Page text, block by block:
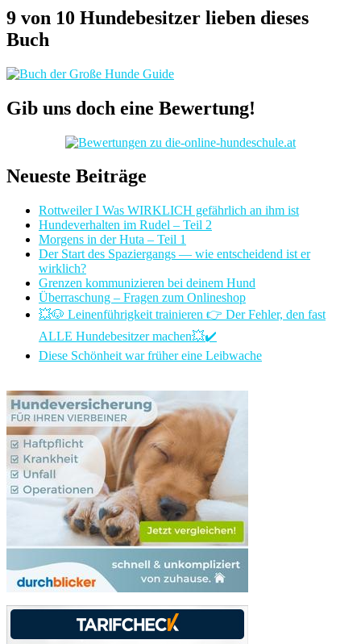
9 von 10 Hundebesitzer lieben dieses
Buch
Gib uns doch eine Bewertung!
Neueste Beiträge
Rottweiler I Was WIRKLICH gefährlich an ihm ist
Hundeverhalten im Rudel – Teil 2
Morgens in der Huta – Teil 1
Der Start des Spaziergangs — wie entscheidend ist er
wirklich?
Grenzen kommunizieren bei deinem Hund
Überraschung – Fragen zum Onlineshop
💥🐶 Leinenführigkeit trainieren 👉 Der Fehler, den fast
ALLE Hundebesitzer machen💥✔️
Diese Schönheit war früher eine Leibwache